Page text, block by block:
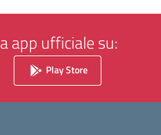
app ufficiale su:
Play Store